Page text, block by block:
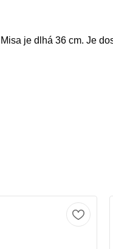
je dlhá 36 cm. Je